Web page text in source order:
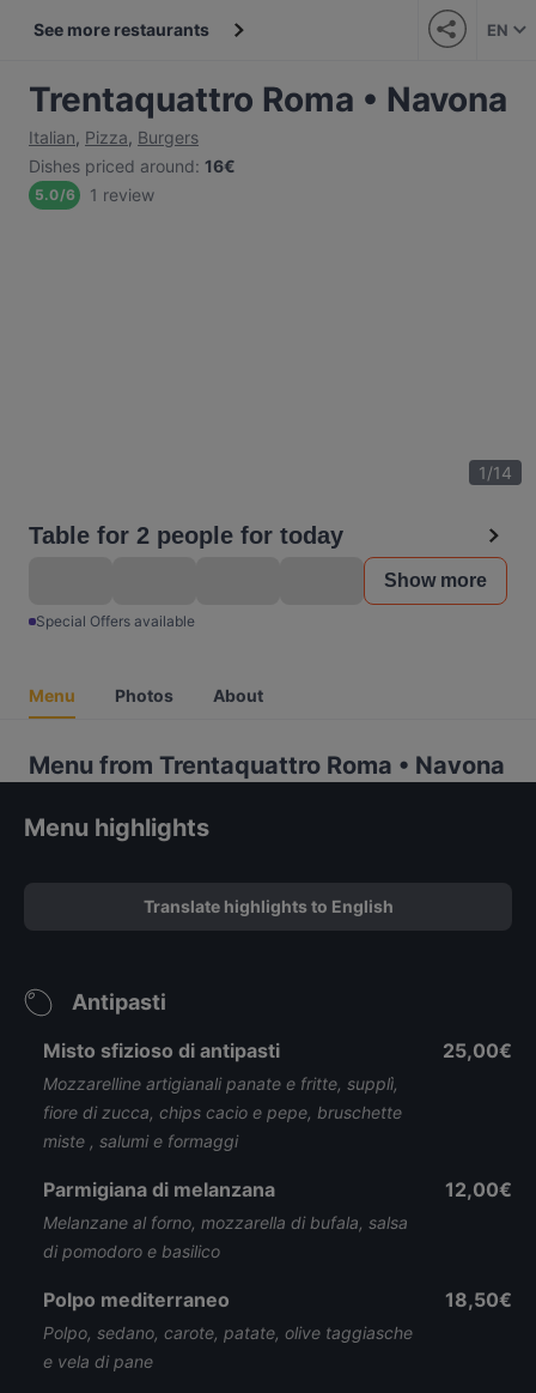
See more restaurants EN
Trentaquattro Roma • Navona
Italian, Pizza, Burgers
Dishes priced around: 16€
5.0/6 1 review
1/14
Table for 2 people for today
Show more
Special Offers available
Menu Photos About
Menu from Trentaquattro Roma • Navona
Menu highlights
Translate highlights to English
Antipasti
Misto sfizioso di antipasti
Mozzarelline artigianali panate e fritte, supplì,
fiore di zucca, chips cacio e pepe, bruschette
miste , salumi e formaggi
25,00€
Parmigiana di melanzana
Melanzane al forno, mozzarella di bufala, salsa
di pomodoro e basilico
12,00€
Polpo mediterraneo
Polpo, sedano, carote, patate, olive taggiasche
e vela di pane
18,50€